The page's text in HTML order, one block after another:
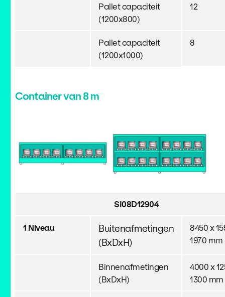
Pallet capaciteit
(1200x800)
12
Pallet capaciteit
(1200x1000)
8
Container van 8 m
SI08D12904
1 Niveau
Buitenafmetingen
(BxDxH)
8450 x
1970 mm
Binnenafmetingen
(BxDxH)
4000 x
1300